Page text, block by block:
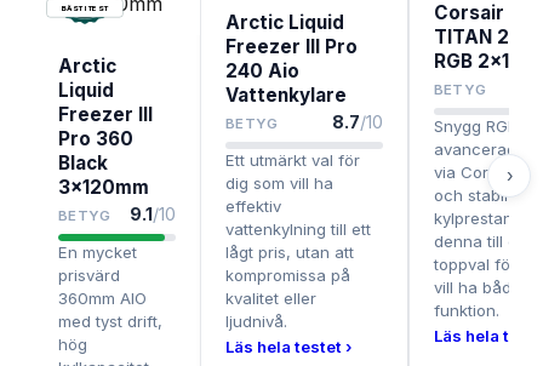
BÄST I TEST
Arctic
Liquid
Freezer III
Pro 360
Black
3x120mm
BETYG 9.1/10
En mycket
prisvärd
360mm AIO
med tyst drift,
hög
Arctic Liquid
Freezer III Pro
240 Aio
Vattenkylare
BETYG 8.7/10
Ett utmärkt val för
dig som vill ha
effektiv
vattenkylning till ett
lågt pris, utan att
kompromissa på
kvalitet eller
ljudnivå.
Läs hela testet ›
Corsair
TITAN 240
RGB
BETYG
Snygg RGB,
avancerad
via Corsair
och stabil
kylprestanda
denna till ett
toppval för
vill ha både
funktion.
Läs hela
›